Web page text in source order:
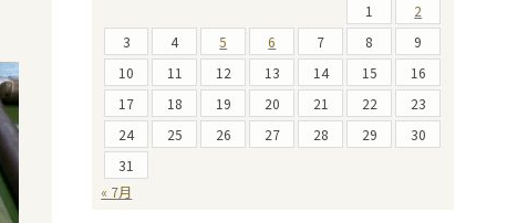
1
2
3
4 5 6 7 8
9
10
11 12 13 14 15
16
17
18 19 20 21 22
23
24
25 26 27 28 29
30
31
« 7月